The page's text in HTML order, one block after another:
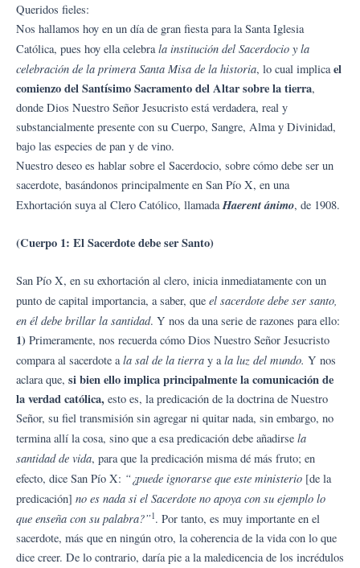
Queridos fieles:
Nos hallamos hoy en un día de gran fiesta para la Santa Iglesia
Católica, pues hoy ella celebra la institución del Sacerdocio y la
celebración de la primera Santa Misa de la historia, lo cual implica el
comienzo del Santísimo Sacramento del Altar sobre la tierra,
donde Dios Nuestro Señor Jesucristo está verdadera, real y
substancialmente presente con su Cuerpo, Sangre, Alma y Divinidad,
bajo las especies de pan y de vino.
Nuestro deseo es hablar sobre el Sacerdocio, sobre cómo debe ser un
sacerdote, basándonos principalmente en San Pío X, en una
Exhortación suya al Clero Católico, llamada Haerent ánimo, de 1908.
(Cuerpo 1: El Sacerdote debe ser Santo)
San Pío X, en su exhortación al clero, inicia inmediatamente con un
punto de capital importancia, a saber, que el sacerdote debe ser santo,
en él debe brillar la santidad. Y nos da una serie de razones para ello:
1) Primeramente, nos recuerda cómo Dios Nuestro Señor Jesucristo
compara al sacerdote ala sal de la tierra y ala luz del mundo. Y nos
aclara que, si bien ello implica principalmente la comunicación de
la verdad católica, esto es, la predicación de la doctrina de Nuestro
Señor, su fiel transmisión sin agregar ni quitar nada, sin embargo, no
termina allí la cosa, sino que a esa predicación debe añadirse la
santidad de vida, para que la predicación misma dé más fruto; en
efecto, dice San Pío X: “¿puede ignorarse que este ministerio [de la
predicación] no es nada si el Sacerdote no apoya con su ejemplo lo
que enseña con su palabra?”1. Por tanto, es muy importante en el
sacerdote, más que en ningún otro, la coherencia de la vida con lo que
dice creer. De lo contrario, daría pie a la maledicencia de los incrédulos